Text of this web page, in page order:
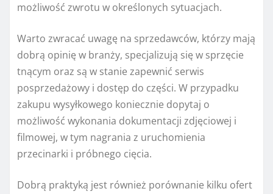
możliwość zwrotu w określonych sytuacjach.
Warto zwracać uwagę na sprzedawców, którzy mają
dobrą opinię w branży, specjalizują się w sprzęcie
tnącym oraz są w stanie zapewnić serwis
posprzedażowy i dostęp do części. W przypadku
zakupu wysyłkowego koniecznie dopytaj o
możliwość wykonania dokumentacji zdjęciowej i
filmowej, w tym nagrania z uruchomienia
przecinarki i próbnego cięcia.
Dobrą praktyką jest również porównanie kilku ofert